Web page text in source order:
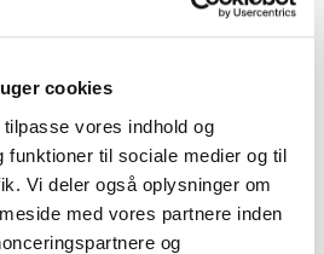
cookies
vores indhold og
funktioner til sociale medier og til
Vi deler også oplysninger om
med vores partnere inden
og